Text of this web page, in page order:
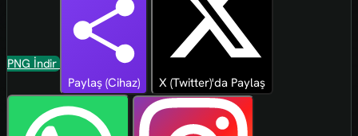
PNG İndir
Paylaş (Cihaz)
X (Twitter)'da Paylaş